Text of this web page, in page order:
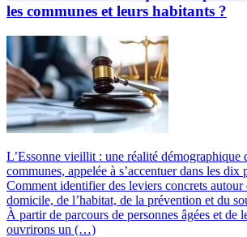
les communes et leurs habitants ?
L’Essonne vieillit : une réalité démographique
communes, appelée à s’accentuer dans les dix
Comment identifier des leviers concrets autour
domicile, de l’habitat, de la prévention et du
À partir de parcours de personnes âgées et de
ouvrirons un (…)